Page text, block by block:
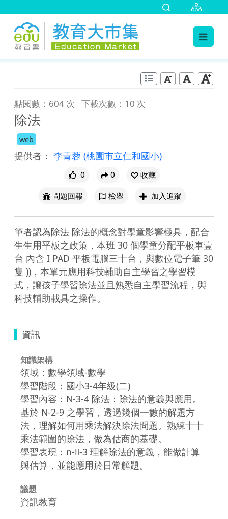
點閱數：604 次 下載次數：10 次
除法
web
提供者： 李青蓉 (桃園市立仁和國小)
0 0
收藏
問題回報
檢舉 加入追蹤
筆者認為除法 除法的概念對學童影響極具，配合
生生用平板之政策，本班 30 個學童分配平板車壹
台 內含 I PAD 平板電腦三十台，與數位電子筆 30
隻 ))，本單元應用科技輔助自主學習之學習模
式，讓孩子學習除法並且熟悉自主學習流程，與
科技輔助載具之操作。
資訊
知識架構
領域：數學領域-數學
學習階段：國小3-4年級(二)
學習內容：N-3-4 除法：除法的意義與應用。
基於 N-2-9 之學習，透過幾個一數的解題方
法，理解如何用乘法解決除法問題。熟練十十
乘法範圍的除法，做為估商的基礎。
學習表現：n-Ⅱ-3 理解除法的意義，能做計算
與估算，並能應用於日常解題。
議題
資訊教育